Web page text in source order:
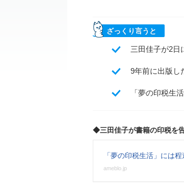
ざっくり言うと
三田佳子が2日
9年前に出版し
「夢の印税生
◆三田佳子が書籍の印税を
「夢の印税生活」には
ameblo.jp